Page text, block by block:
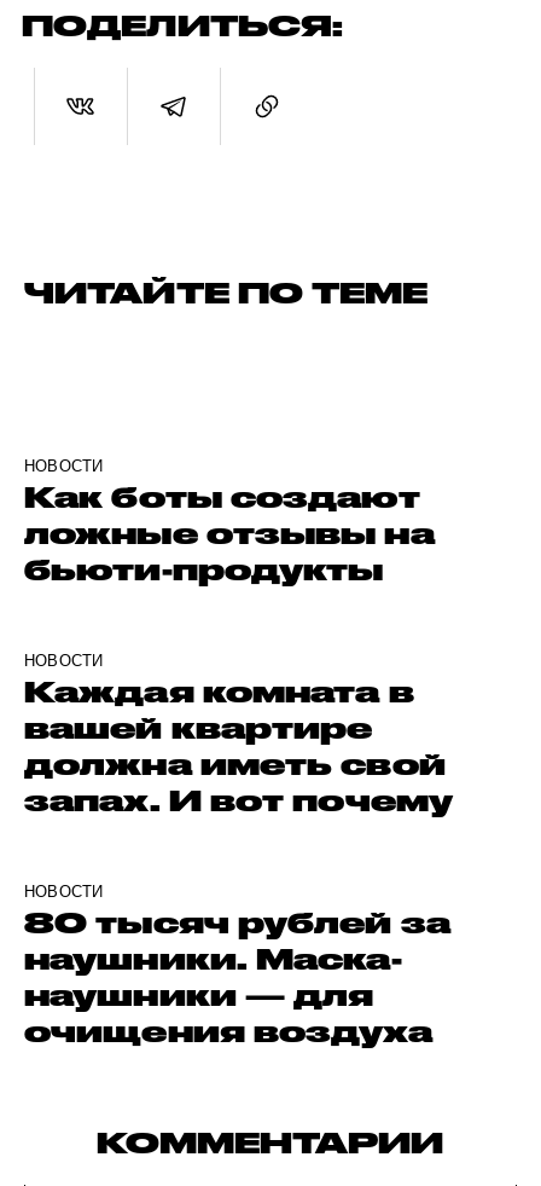
ПОДЕЛИТЬСЯ:
ЧИТАЙТЕ ПО ТЕМЕ
НОВОСТИ
Как боты создают
ложные отзывы на
бьюти-продукты
НОВОСТИ
Каждая комната в
вашей квартире
должна иметь свой
запах. И вот почему
НОВОСТИ
80 тысяч рублей за
наушники. Маска-
наушники — для
очищения воздуха
КОММЕНТАРИИ